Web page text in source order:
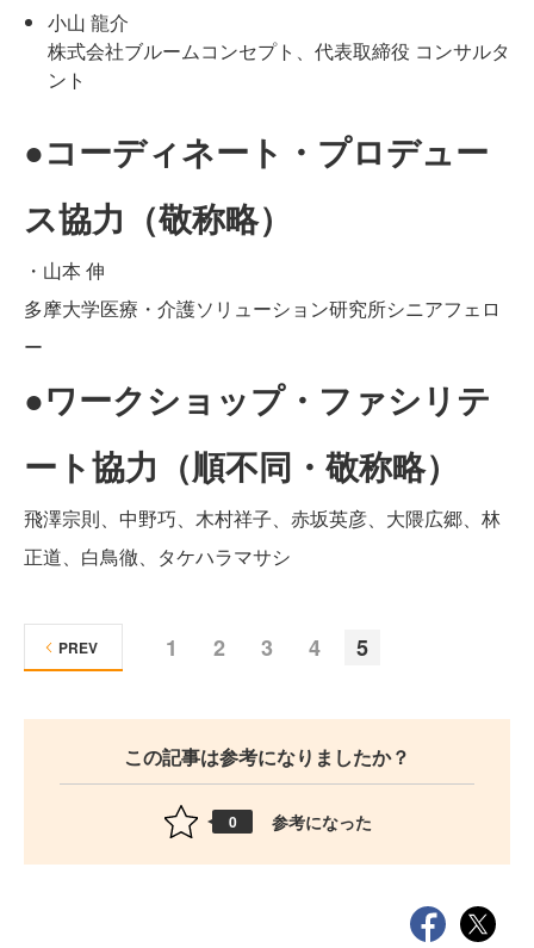
小山 龍介
株式会社ブルームコンセプト、代表取締役 コンサルタ
ント
●コーディネート・プロデュー
ス協力（敬称略）
・山本 伸
多摩大学医療・介護ソリューション研究所シニアフェロ
ー
●ワークショップ・ファシリテ
ート協力（順不同・敬称略）
飛澤宗則、中野巧、木村祥子、赤坂英彦、大隈広郷、林
正道、白鳥徹、タケハラマサシ
1 2 3 4 5
PREV
この記事は参考になりましたか？
0 参考になった